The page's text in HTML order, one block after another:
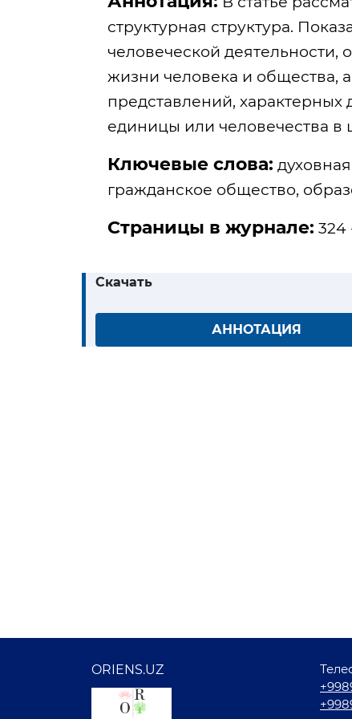
структурная структура.
человеческой
жизни человека и общества,
представлений,
единицы или человечества в
Ключевые слова:
гражданское общество,
Страницы в журнале: 324
Скачать
АННОТАЦИЯ
ORIENS.UZ